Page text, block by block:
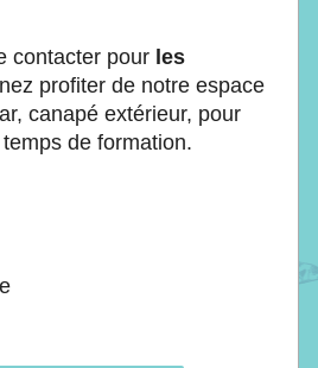
contacter pour les
profiter de notre espace
canapé extérieur, pour
de formation.